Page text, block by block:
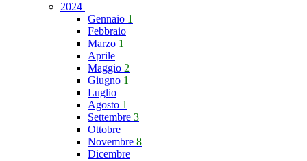
2024
Gennaio 1
Febbraio
Marzo 1
Aprile
Maggio 2
Giugno 1
Luglio
Agosto 1
Settembre 3
Ottobre
Novembre 8
Dicembre